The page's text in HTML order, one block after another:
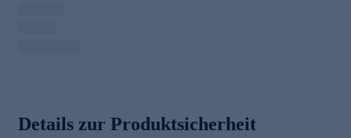
Details zur Produktsicherheit